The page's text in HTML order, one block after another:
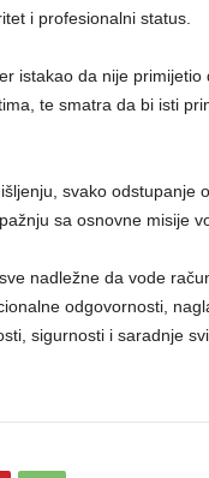
i profesionalni status.
istakao da nije
te smatra da bi isti
svako odstupanje
sa osnovne misije
nadležne da vode
odgovornosti,
sigurnosti i saradnje